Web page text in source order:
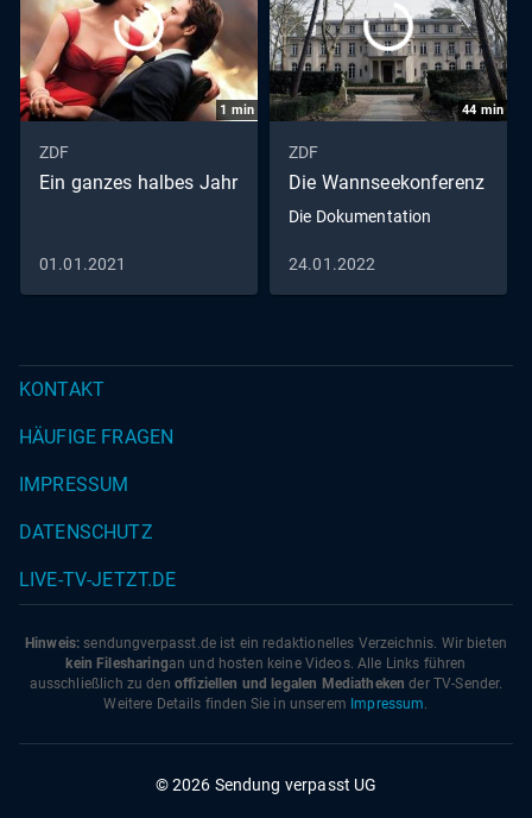
1 min
ZDF
Ein ganzes halbes Jahr
01.01.2021
44 min
ZDF
Die Wannseekonferenz
Die Dokumentation
24.01.2022
KONTAKT
HÄUFIGE FRAGEN
IMPRESSUM
DATENSCHUTZ
LIVE-TV-JETZT.DE
Hinweis: sendungverpasst.de ist ein redaktionelles Verzeichnis. Wir bieten
kein Filesharingan und hosten keine Videos. Alle Links führen
ausschließlich zu den offiziellen und legalen Mediatheken der TV-Sender.
Weitere Details finden Sie in unserem Impressum.
© 2026 Sendung verpasst UG